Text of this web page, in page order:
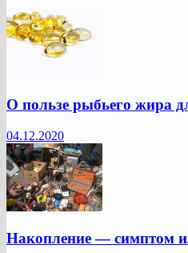
О пользе рыбьего жира
04.12.2020
Накопление — симптом